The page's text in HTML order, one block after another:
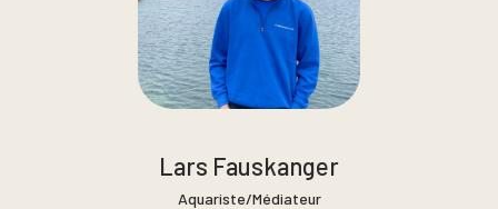
Lars Fauskanger
Aquariste/Médiateur